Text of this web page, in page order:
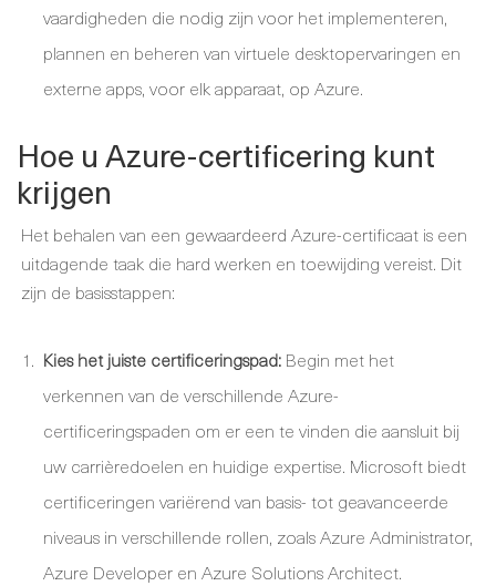
vaardigheden die nodig zijn voor het implementeren,
plannen en beheren van virtuele desktopervaringen en
externe apps, voor elk apparaat, op Azure.
Hoe u Azure-certificering kunt
krijgen
Het behalen van een gewaardeerd Azure-certificaat is een
uitdagende taak die hard werken en toewijding vereist. Dit
zijn de basisstappen:
Kies het juiste certificeringspad: Begin met het
verkennen van de verschillende Azure-
certificeringspaden om er een te vinden die aansluit bij
uw carrièredoelen en huidige expertise. Microsoft biedt
certificeringen variërend van basis- tot geavanceerde
niveaus in verschillende rollen, zoals Azure Administrator,
Azure Developer en Azure Solutions Architect.